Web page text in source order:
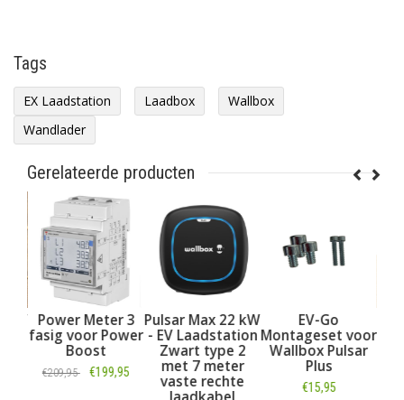
Tags
EX Laadstation Laadbox
Wallbox
Wandlader
Gerelateerde producten
Power Meter 3
fasig voor Power
Boost
€209,95 €199,95
Pulsar Max 22 kW
- EV Laadstation
Zwart type 2
met 7 meter
vaste rechte
EV-Go
Montageset voor
Wallbox Pulsar
Plus
€15,95